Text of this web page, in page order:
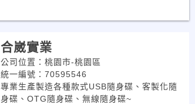
合崴實業
公司位置：桃園市-桃園區
統一編號：70595546
專業生產製造各種款式USB隨身碟、客製化隨
身碟、OTG隨身碟、無線隨身碟~